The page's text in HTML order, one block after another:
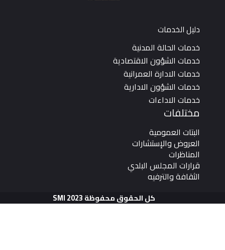
دليل الخدمات
خدمات الحالة المدنية
خدمات الشؤون الاقتصادية
خدمات الادارة العمرانية
خدمات الشؤون الادارية
خدمات الاداءات
مختلفات
البتات العمومية
العروض والإستشارات
المناظرات
قرارات المجلس البلدي
الثقافة والترفيه
كل الحقوق محفوظة SMI 2023